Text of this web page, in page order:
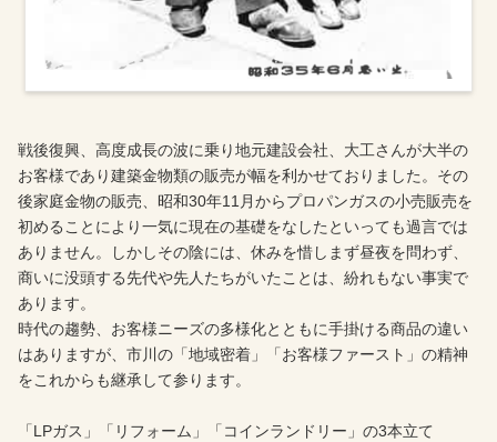
戦後復興、高度成長の波に乗り地元建設会社、大工さんが大半の
お客様であり建築金物類の販売が幅を利かせておりました。その
後家庭金物の販売、昭和30年11月からプロパンガスの小売販売を
初めることにより一気に現在の基礎をなしたといっても過言では
ありません。しかしその陰には、休みを惜しまず昼夜を問わず、
商いに没頭する先代や先人たちがいたことは、紛れもない事実で
あります。
時代の趨勢、お客様ニーズの多様化とともに手掛ける商品の違い
はありますが、市川の「地域密着」「お客様ファースト」の精神
をこれからも継承して参ります。
「LPガス」「リフォーム」「コインランドリー」の3本立て